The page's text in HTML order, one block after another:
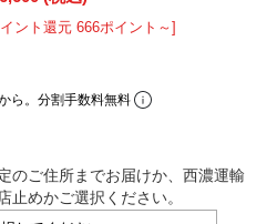
ント還元 666ポイント～]
ら。分割手数料無料
のご住所までお届けか、西濃運輸
止めかご選択ください。